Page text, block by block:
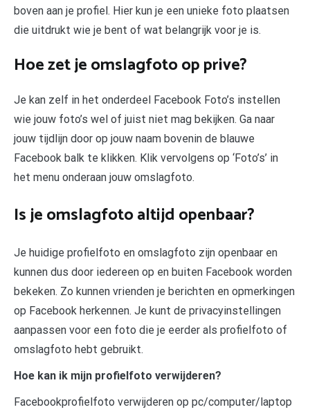
boven aan je profiel. Hier kun je een unieke foto plaatsen
die uitdrukt wie je bent of wat belangrijk voor je is.
Hoe zet je omslagfoto op prive?
Je kan zelf in het onderdeel Facebook Foto’s instellen
wie jouw foto’s wel of juist niet mag bekijken. Ga naar
jouw tijdlijn door op jouw naam bovenin de blauwe
Facebook balk te klikken. Klik vervolgens op ‘Foto’s’ in
het menu onderaan jouw omslagfoto.
Is je omslagfoto altijd openbaar?
Je huidige profielfoto en omslagfoto zijn openbaar en
kunnen dus door iedereen op en buiten Facebook worden
bekeken. Zo kunnen vrienden je berichten en opmerkingen
op Facebook herkennen. Je kunt de privacyinstellingen
aanpassen voor een foto die je eerder als profielfoto of
omslagfoto hebt gebruikt.
Hoe kan ik mijn profielfoto verwijderen?
Facebookprofielfoto verwijderen op pc/computer/laptop